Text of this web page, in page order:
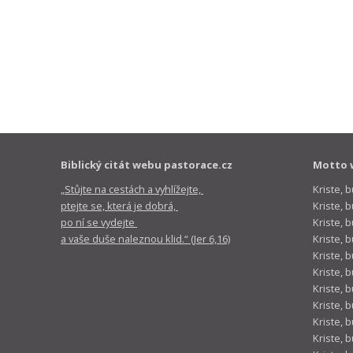
Biblický citát webu pastorace.cz
„Stůjte na cestách a vyhlížejte,
ptejte se, která je dobrá,
po ní se vydejte
a vaše duše naleznou klid.“ (Jer 6,16)
Motto
Kriste,
Kriste,
Kriste,
Kriste,
Kriste,
Kriste,
Kriste,
Kriste,
Kriste,
Kriste,